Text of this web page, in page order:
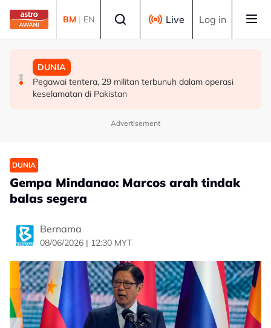
Skip to main content
BM | EN Live Log in
DUNIA
Finland tutup semua laluan haiwan di sempadan dengan
Rusia susulan demam babi Afrika
DUNIA
Indonesia pertingkat operasi pemadaman kebakaran di
barat Kalimantan
DUNIA
Pegawai tentera, 29 militan terbunuh dalam operasi
keselamatan di Pakistan
Advertisement
DUNIA
Gempa Mindanao: Marcos arah tindak
balas segera
Bernama
08/06/2026 | 12:30 MYT